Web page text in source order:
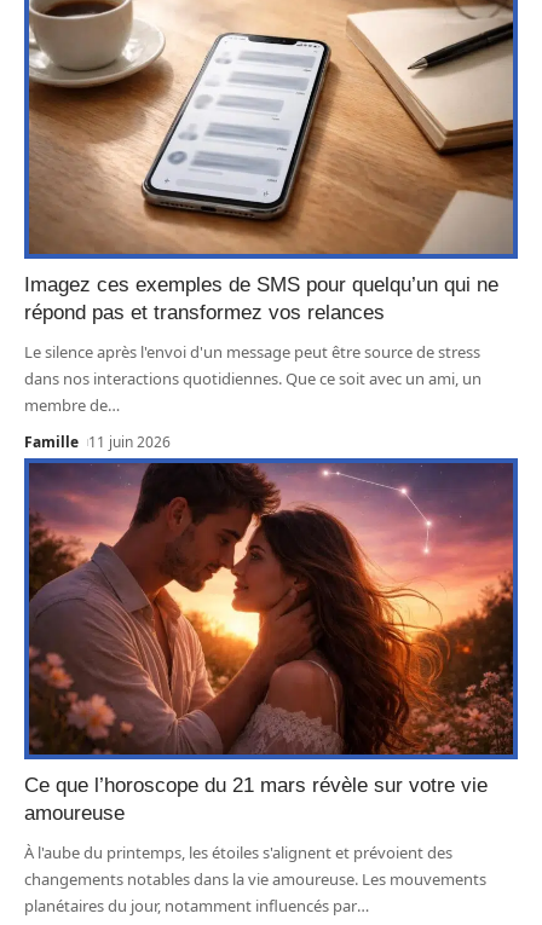
Imagez ces exemples de SMS pour quelqu’un qui ne
répond pas et transformez vos relances
Le silence après l'envoi d'un message peut être source de stress
dans nos interactions quotidiennes. Que ce soit avec un ami, un
membre de…
Famille 11 juin 2026
Ce que l’horoscope du 21 mars révèle sur votre vie
amoureuse
À l'aube du printemps, les étoiles s'alignent et prévoient des
changements notables dans la vie amoureuse. Les mouvements
planétaires du jour, notamment influencés par…